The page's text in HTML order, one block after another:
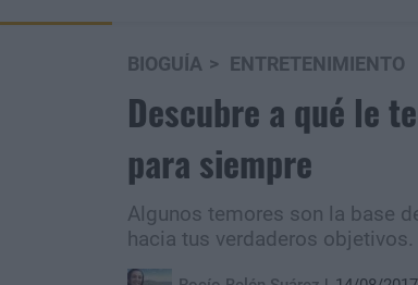
BIOGUÍA ENTRETENIMIENTO
Descubre a qué le
para siempre
Algunos temores son la base
hacia tus verdaderos